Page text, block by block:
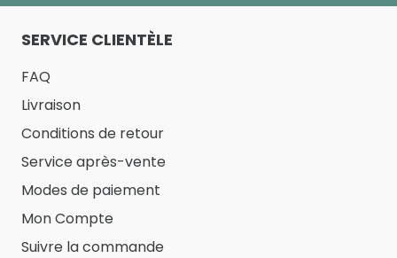
SERVICE CLIENTÈLE
FAQ
Livraison
Conditions de retour
Service après-vente
Modes de paiement
Mon Compte
Suivre la commande